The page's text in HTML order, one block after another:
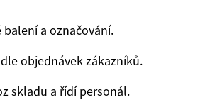
a označování.
objednávek zákazníků.
skladu a řídí personál.